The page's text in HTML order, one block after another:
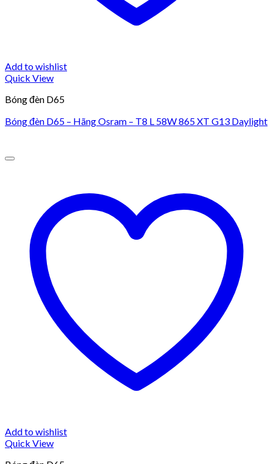
Add to wishlist
Quick View
Bóng đèn D65
Bóng đèn D65 – Hãng Osram – T8 L 58W 865 XT G13 Daylight
Add to wishlist
Quick View